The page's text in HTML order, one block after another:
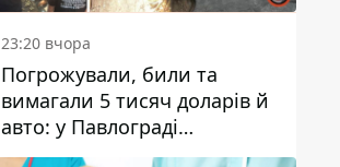
23:20 вчора
Погрожували, били та
вимагали 5 тисяч доларів й
авто: у Павлограді
затримали двох чоловіків